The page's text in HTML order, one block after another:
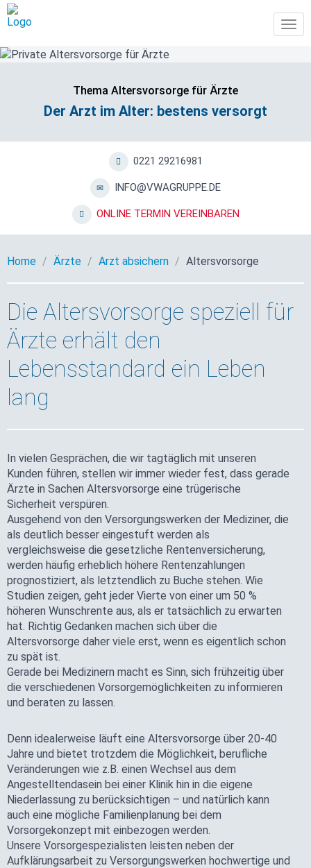
Thema Altersvorsorge für Ärzte
Der Arzt im Alter: bestens versorgt
0221 29216981
INFO@VWAGRUPPE.DE
ONLINE TERMIN VEREINBAREN
Home Ärzte Arzt absichern Altersvorsorge
Die Altersvorsorge speziell für
Ärzte erhält den
Lebensstandard ein Leben
lang
In vielen Gesprächen, die wir tagtäglich mit unseren
Kunden führen, stellen wir immer wieder fest, dass gerade
Ärzte in Sachen Altersvorsorge eine trügerische
Sicherheit verspüren.
Ausgehend von den Versorgungswerken der Mediziner, die
als deutlich besser eingestuft werden als
vergleichsweise die gesetzliche Rentenversicherung,
werden häufig erheblich höhere Rentenzahlungen
prognostiziert, als letztendlich zu Buche stehen. Wie
Studien zeigen, geht jeder Vierte von einer um 50 %
höheren Wunschrente aus, als er tatsächlich zu erwarten
hat. Richtig Gedanken machen sich über die
Altersvorsorge daher viele erst, wenn es eigentlich schon
zu spät ist.
Gerade bei Medizinern macht es Sinn, sich frühzeitig über
die verschiedenen Vor­sorge­möglichkeiten zu informieren
und beraten zu lassen.
Denn idealerweise läuft eine Altersvorsorge über 20-40
Jahre und bietet trotzdem die Möglichkeit, berufliche
Veränderungen wie z.B. einen Wechsel aus dem
Angestelltendasein bei einer Klinik hin in die eigene
Niederlassung zu berücksichtigen – und natürlich kann
auch eine mögliche Familienplanung bei dem
Vorsorgekonzept mit einbezogen werden.
Unsere Vorsorgespezialisten leisten neben der
Aufklärungsarbeit zu Versorgungswerken hochwertige und